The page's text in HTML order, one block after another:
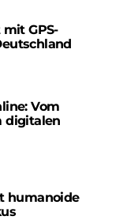
GPS-
Vom
digitalen
humanoide